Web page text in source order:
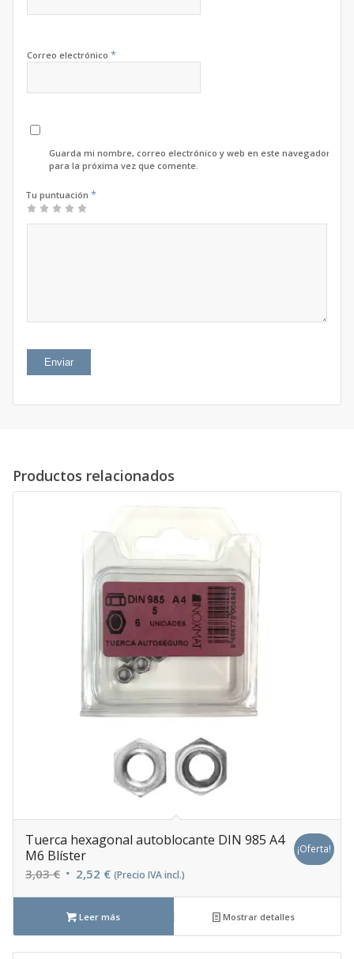
Correo electrónico *
Guarda mi nombre, correo electrónico y web en este navegador
para la próxima vez que comente.
Tu puntuación *
1
2 de
3 de 5
4 de 5
5 de 5
Productos relacionados
Tuerca hexagonal autoblocante DIN 985 A4
M6 Blíster
3,03€ El
original
2,52 €El(Precio IVA incl.)
¡Oferta!
Leer más Mostrar detalles